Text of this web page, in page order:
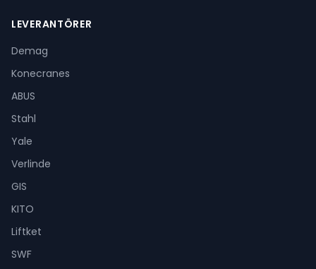
LEVERANTÖRER
Demag
Konecranes
ABUS
Stahl
Yale
Verlinde
GIS
KITO
Liftket
SWF